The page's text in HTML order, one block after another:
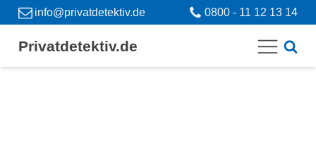
info@privatdetektiv.de 0800 - 11 12 13 14
Privatdetektiv.de